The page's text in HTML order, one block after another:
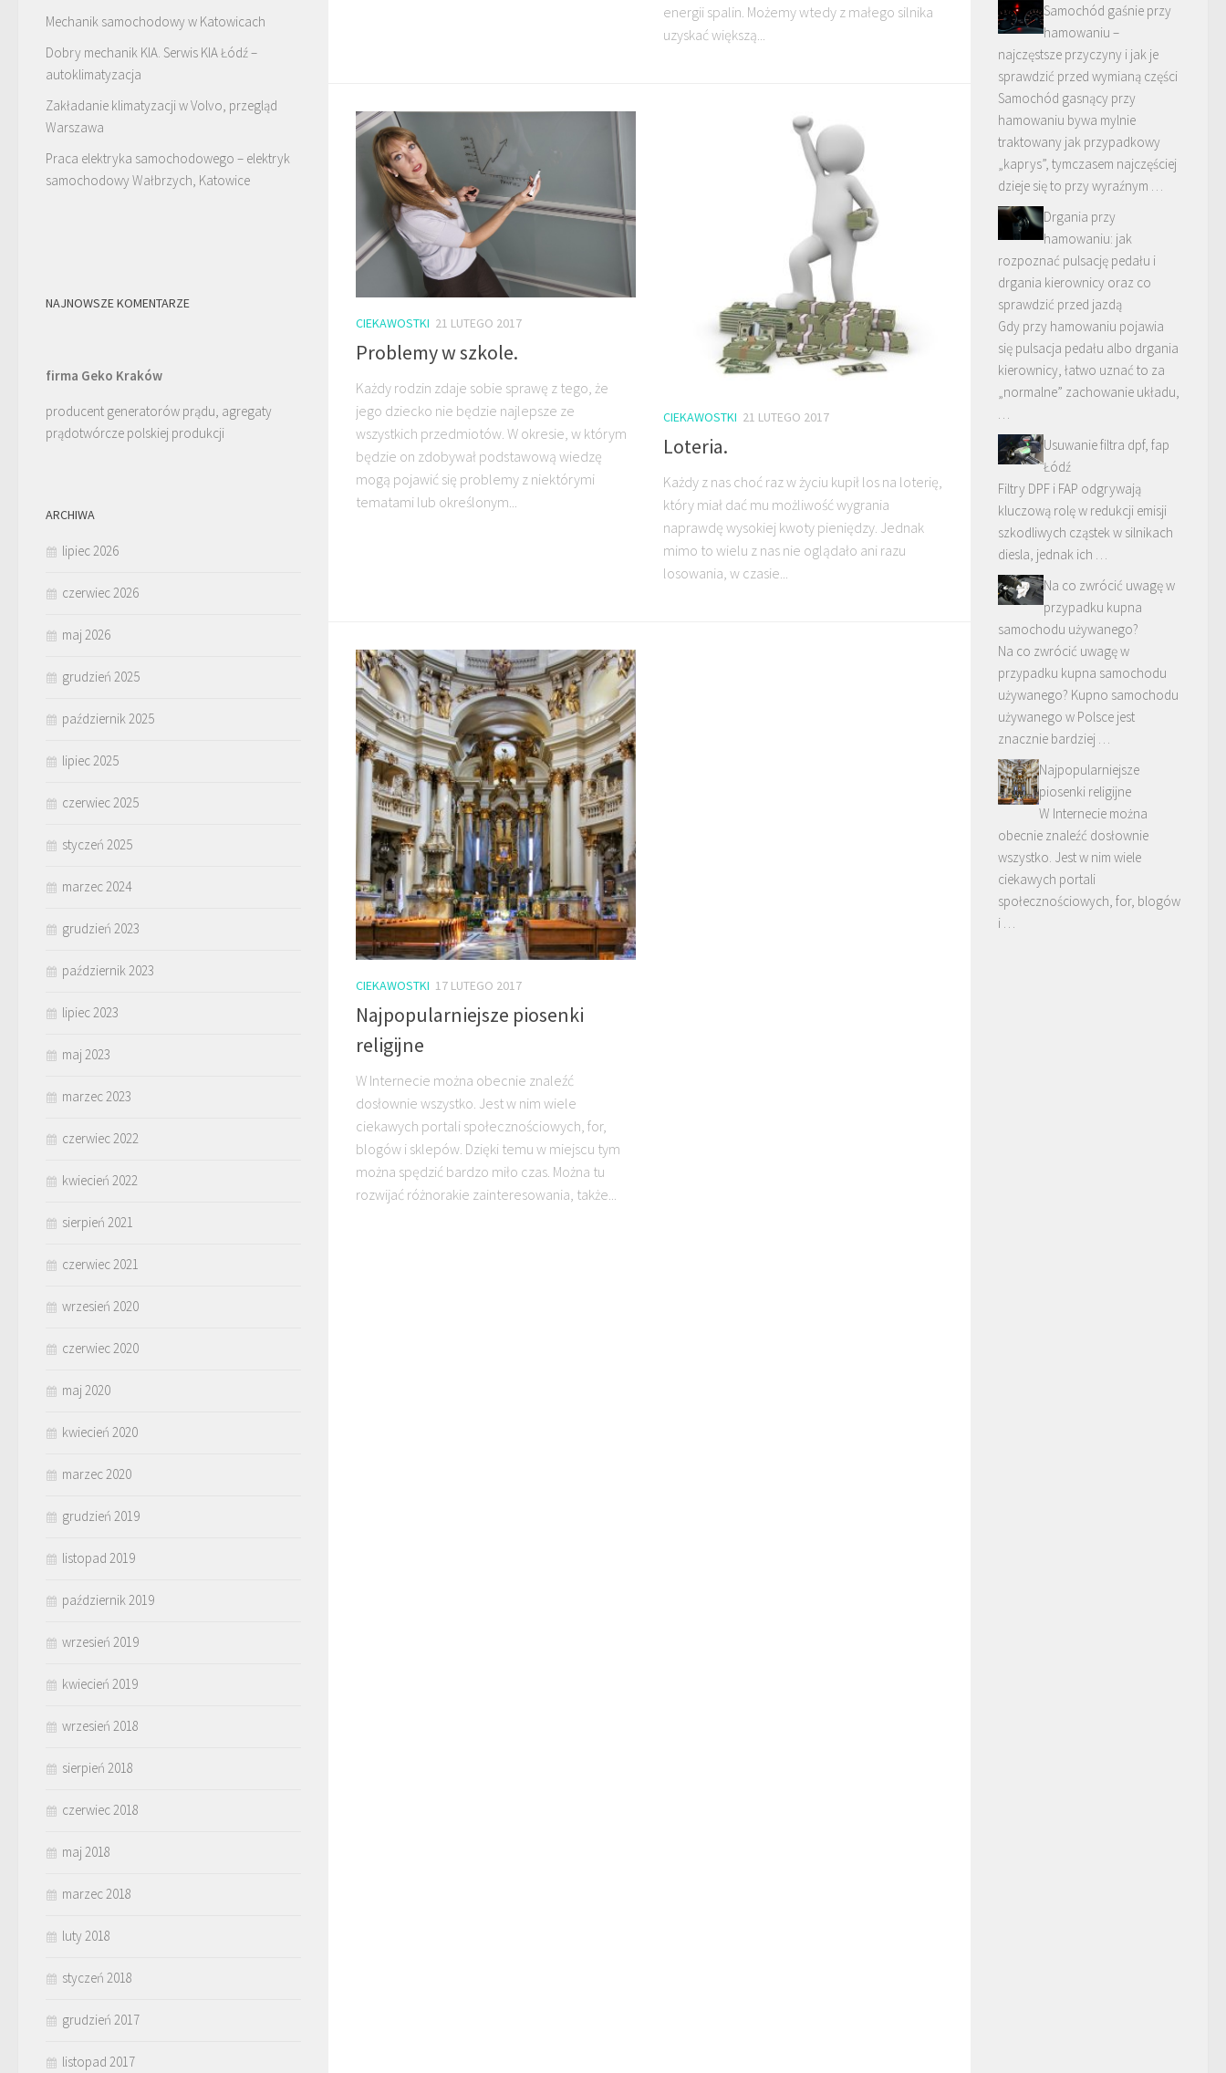
energii spalin. Możemy wtedy z małego silnika
uzyskać większą...
CIEKAWOSTKI 21 LUTEGO 2017
Problemy w szkole.
Każdy rodzin zdaje sobie sprawę z tego, że
jego dziecko nie będzie najlepsze ze
wszystkich przedmiotów. W okresie, w którym
będzie on zdobywał podstawową wiedzę
mogą pojawić się problemy z niektórymi
tematami lub określonym...
CIEKAWOSTKI 21 LUTEGO 2017
Loteria.
Każdy z nas choć raz w życiu kupił los na loterię,
który miał dać mu możliwość wygrania
naprawdę wysokiej kwoty pieniędzy. Jednak
mimo to wielu z nas nie oglądało ani razu
losowania, w czasie...
CIEKAWOSTKI 17 LUTEGO 2017
Najpopularniejsze piosenki
religijne
W Internecie można obecnie znaleźć
dosłownie wszystko. Jest w nim wiele
ciekawych portali społecznościowych, for,
blogów i sklepów. Dzięki temu w miejscu tym
można spędzić bardzo miło czas. Można tu
rozwijać różnorakie zainteresowania, także...
Mechanik samochodowy w Katowicach
Dobry mechanik KIA. Serwis KIA Łódź –
autoklimatyzacja
Zakładanie klimatyzacji w Volvo, przegląd
Warszawa
Praca elektryka samochodowego – elektryk
samochodowy Wałbrzych, Katowice
NAJNOWSZE KOMENTARZE
firma Geko Kraków
producent generatorów prądu, agregaty
prądotwórcze polskiej produkcji
ARCHIWA
lipiec 2026
czerwiec 2026
maj 2026
grudzień 2025
październik 2025
lipiec 2025
czerwiec 2025
styczeń 2025
marzec 2024
grudzień 2023
październik 2023
lipiec 2023
maj 2023
marzec 2023
czerwiec 2022
kwiecień 2022
sierpień 2021
czerwiec 2021
wrzesień 2020
czerwiec 2020
maj 2020
kwiecień 2020
marzec 2020
grudzień 2019
listopad 2019
październik 2019
wrzesień 2019
kwiecień 2019
wrzesień 2018
sierpień 2018
czerwiec 2018
maj 2018
marzec 2018
luty 2018
styczeń 2018
grudzień 2017
listopad 2017
Samochód gaśnie przy
hamowaniu –
najczęstsze przyczyny i jak je
sprawdzić przed wymianą części
Samochód gasnący przy
hamowaniu bywa mylnie
traktowany jak przypadkowy
„kaprys”, tymczasem najczęściej
dzieje się to przy wyraźnym …
Drgania przy
hamowaniu: jak
rozpoznać pulsację pedału i
drgania kierownicy oraz co
sprawdzić przed jazdą
Gdy przy hamowaniu pojawia
się pulsacja pedału albo drgania
kierownicy, łatwo uznać to za
„normalne” zachowanie układu,
…
Usuwanie filtra dpf, fap
Łódź
Filtry DPF i FAP odgrywają
kluczową rolę w redukcji emisji
szkodliwych cząstek w silnikach
diesla, jednak ich …
Na co zwrócić uwagę w
przypadku kupna
samochodu używanego?
Na co zwrócić uwagę w
przypadku kupna samochodu
używanego? Kupno samochodu
używanego w Polsce jest
znacznie bardziej …
Najpopularniejsze
piosenki religijne
W Internecie można
obecnie znaleźć dosłownie
wszystko. Jest w nim wiele
ciekawych portali
społecznościowych, for, blogów
i …